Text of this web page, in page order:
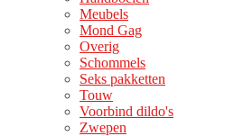
Meubels
Mond Gag
Overig
Schommels
Seks pakketten
Touw
Voorbind dildo's
Zwepen